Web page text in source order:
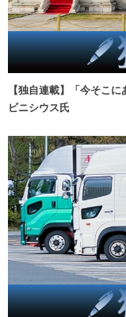
【独自連載】「今そこ
ビニシウス氏